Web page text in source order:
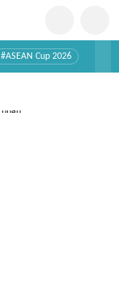
#ASEAN Cup 2026